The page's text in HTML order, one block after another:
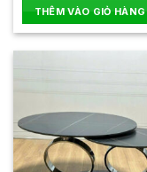
phẩm
hạng
0
5
sao
THÊM VÀO GIỎ HÀNG